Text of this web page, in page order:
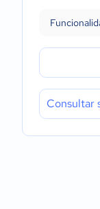
Consultar